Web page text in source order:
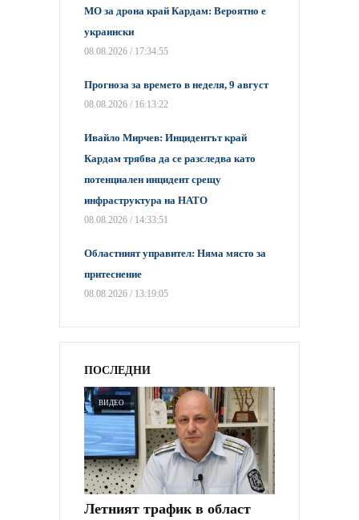
МО за дрона край Кардам: Вероятно е
украински
08.08.2026 / 17:34:55
Прогноза за времето в неделя, 9 август
08.08.2026 / 16:13:22
Ивайло Мирчев: Инцидентът край
Кардам трябва да се разследва като
потенциален инцидент срещу
инфраструктура на НАТО
08.08.2026 / 14:33:51
Областният управител: Няма място за
притеснение
08.08.2026 / 13:19:05
ПОСЛЕДНИ
ВИДЕО
Летният трафик в област